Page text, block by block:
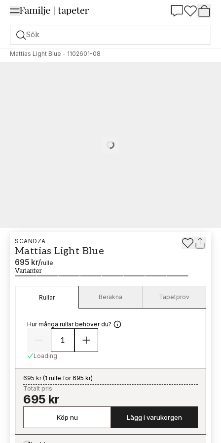
Sök
Tapeter Varumärken Scandza Scandza
Mattias Light Blue - 1102601-08
Loading…
SCANDZA
Mattias Light Blue
695 kr/rulle
Varianter
Rullar Beräkna Tapetprov
Hur många rullar behöver du?
Loading
695 kr(1 rulle för 695 kr)
Totalt pris
695 kr
Köp nu Lägg i varukorgen